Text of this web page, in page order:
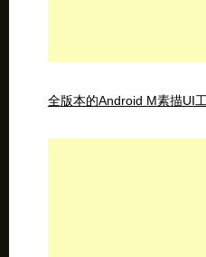
全版本的Android M素描UI